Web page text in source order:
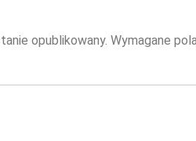
opublikowany. Wymagane